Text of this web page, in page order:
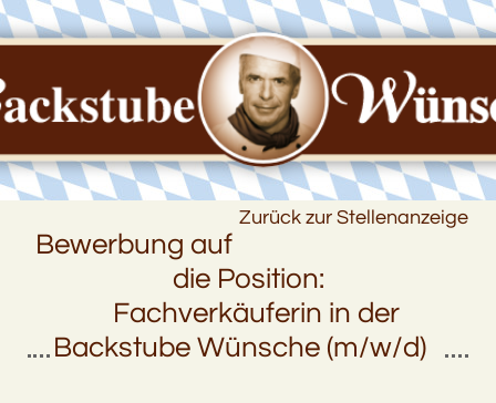
Zurück zur Stellenanzeige
Bewerbung auf
die Position:
Fachverkäuferin in der
Backstube Wünsche (m/w/d)